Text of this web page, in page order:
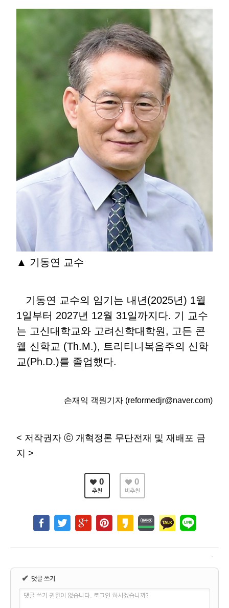
▲ 기동연 교수
기동연 교수의 임기는 내년(2025년) 1월
1일부터 2027년 12월 31일까지다. 기 교수
는 고신대학교와 고려신학대학원, 고든 콘
웰 신학교 (Th.M.), 트리티니복음주의 신학
교(Ph.D.)를 졸업했다.
손재익 객원기자 (reformedjr@naver.com)
< 저작권자 ⓒ 개혁정론 무단전재 및 재배포 금
지 >
0
추천
0
비추천
✔ 댓글 쓰기
댓글 쓰기 권한이 없습니다. 로그인 하시겠습니까?